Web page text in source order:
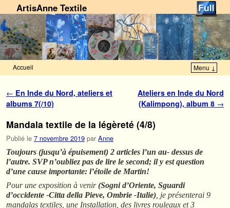
ArtisAnne Textile
Accueil Menu ↓
Navigation des articles
← En Inde du Nord, ateliers et
albums 7(/10)
Ateliers en Inde du Nord
(Kalimpong), album 8 →
Mandala textile de la légèreté (4/8)
Publié le 7 novembre 2019 par Anne
Toujours (jusqu’à épuisement) 2 articles l’un au- dessus de
l’autre. SVP n’oubliez pas de lire le second; il y est question
d’une cause importante: l’étoile de Martin!
Pour une exposition à venir(Sogni d’Oriente, Sguardi
d’occidente -Citta della Pieve, Ombrie -Italie) , je présenterai 9
mandalas textiles, une Installation, des livres rouleaux et 3